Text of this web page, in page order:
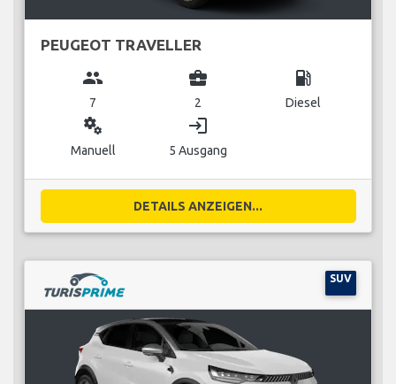
PEUGEOT TRAVELLER
group
7
business_center
2
local_gas_station
Diesel
miscellaneous_services
Manuell
login
5 Ausgang
DETAILS ANZEIGEN...
SUV